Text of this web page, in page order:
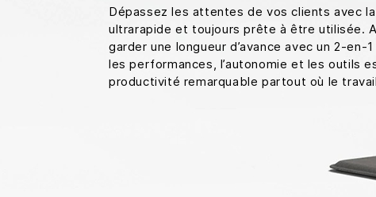
Dépassez les attentes de vos clients avec la
ultrarapide et toujours prête à être utilisée.
garder une longueur d’avance avec un 2-
les performances, l’autonomie et les outils
productivité remarquable partout où le